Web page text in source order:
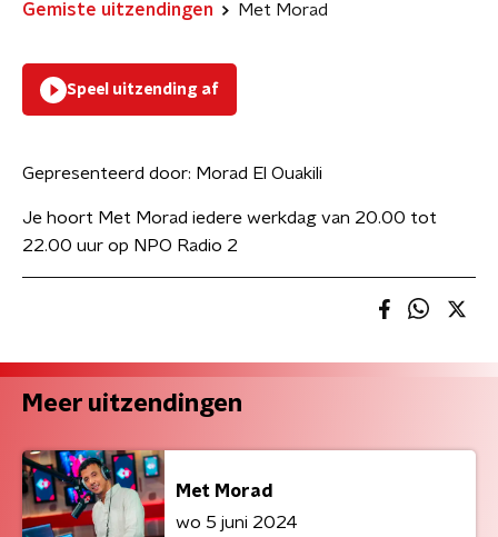
Gemiste uitzendingen Met Morad
Speel uitzending af
Gepresenteerd door: Morad El Ouakili
Je hoort Met Morad iedere werkdag van 20.00 tot
22.00 uur op NPO Radio 2
Meer uitzendingen
Met Morad
wo 5 juni 2024